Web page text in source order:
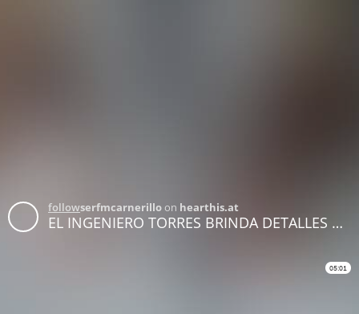
followserfmcarnerillo on hearthis.at
EL INGENIERO TORRES BRINDA DETALLES DEL PROCESO ACTUAL DE CONVERSIÓN DEL GAS
05:01